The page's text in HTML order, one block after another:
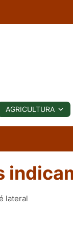
Fotos
e
Vídeos
AGRICULTURA
lateral